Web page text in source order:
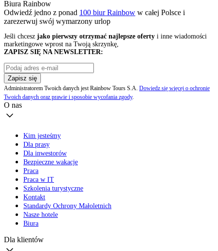
Biura Rainbow
Odwiedź jedno z ponad 100 biur Rainbow w całej Polsce i
zarezerwuj swój wymarzony urlop
Jeśli chcesz jako pierwszy otrzymać najlepsze oferty i inne wiadomości
marketingowe wprost na Twoją skrzynkę,
ZAPISZ SIĘ NA NEWSLETTER:
Zapisz się
Administratorem Twoich danych jest Rainbow Tours S.A. Dowiedz się więcej o ochronie
Twoich danych oraz prawie i sposobie wycofania zgody.
O nas
Kim jesteśmy
Dla prasy
Dla inwestorów
Bezpieczne wakacje
Praca
Praca w IT
Szkolenia turystyczne
Kontakt
Standardy Ochrony Małoletnich
Nasze hotele
Biura
Dla klientów